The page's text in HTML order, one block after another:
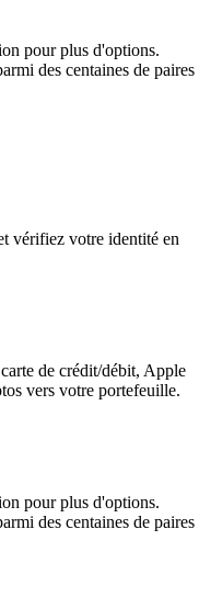
pour plus d'options.
des centaines de paires
vérifiez votre identité en
de crédit/débit, Apple
vers votre portefeuille.
pour plus d'options.
des centaines de paires